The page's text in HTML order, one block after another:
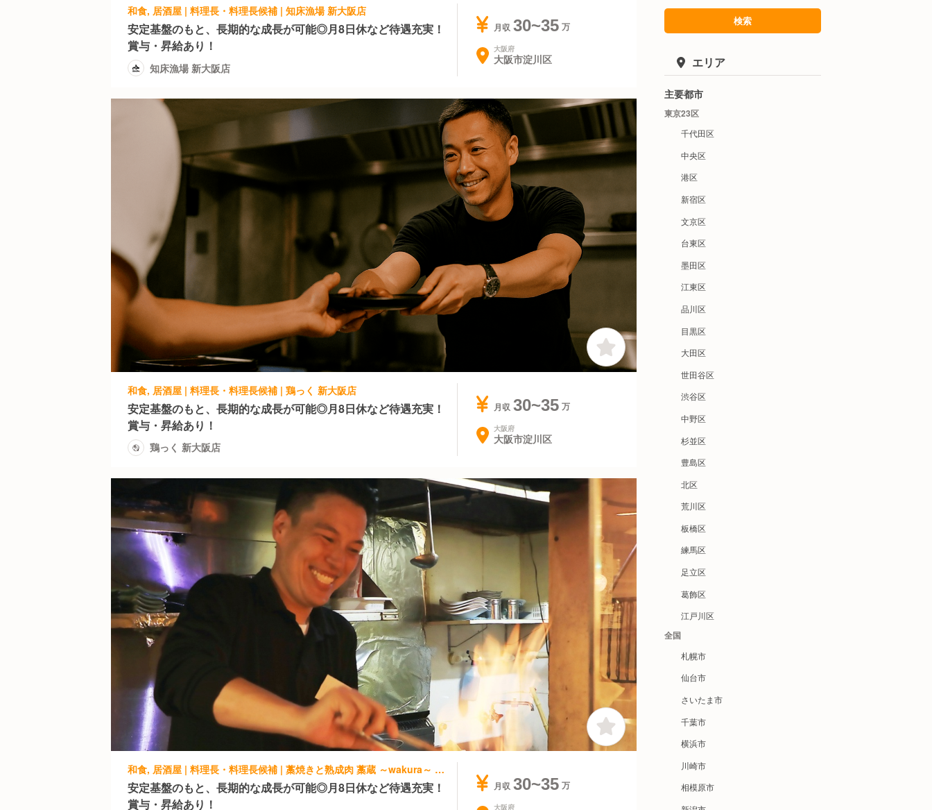
和食, 居酒屋 | 料理長・料理長候補 | 知床漁場 新大阪店
安定基盤のもと、長期的な成長が可能◎月8日休など待遇充実！
賞与・昇給あり！
知床漁場 新大阪店
月収 30~35
大阪府
大阪市淀川区
和食, 居酒屋 | 料理長・料理長候補 | 鶏っく 新大阪店
安定基盤のもと、長期的な成長が可能◎月8日休など待遇充実！
賞与・昇給あり！
鶏っく 新大阪店
月収 30~35
大阪府
大阪市淀川区
和食, 居酒屋 | 料理長・料理長候補 | 藁焼きと熟成肉 藁蔵 ～wakura～ 新大阪店
安定基盤のもと、長期的な成長が可能◎月8日休など待遇充実！
賞与・昇給あり！
月収 30~35
大阪府
検索
エリア
主要都市
東京23区
千代田区
中央区
港区
新宿区
文京区
台東区
墨田区
江東区
品川区
目黒区
大田区
世田谷区
渋谷区
中野区
杉並区
豊島区
北区
荒川区
板橋区
練馬区
足立区
葛飾区
江戸川区
全国
札幌市
仙台市
さいたま市
千葉市
横浜市
川崎市
相模原市